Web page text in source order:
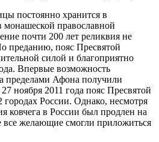
постоянно хранится в
монашеской православной
почти 200 лет реликвия не
преданию, пояс Пресвятой
силой и благоприятно
Впервые возможность
пределами Афона получили
ноября 2011 года пояс Пресвятой
России. Однако, несмотря
ковчега в России был продлен на
все желающие смогли приложиться